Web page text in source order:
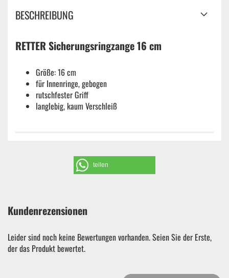
BESCHREIBUNG
RETTER Sicherungsringzange 16 cm
Größe: 16 cm
für Innenringe, gebogen
rutschfester Griff
langlebig, kaum Verschleiß
teilen
Kundenrezensionen
Leider sind noch keine Bewertungen vorhanden. Seien Sie der Erste,
der das Produkt bewertet.